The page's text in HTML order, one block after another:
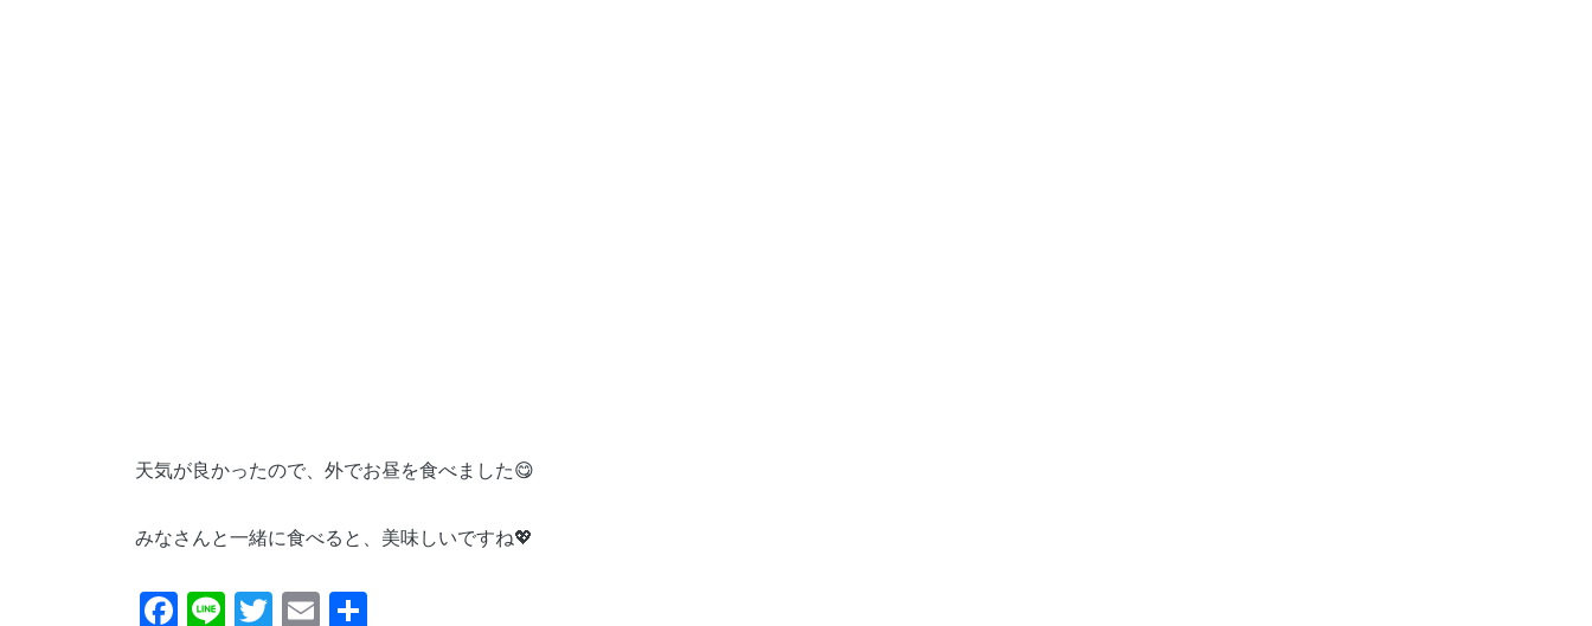
天気が良かったので、外でお昼を食べました😋
みなさんと一緒に食べると、美味しいですね💖
F Li T E